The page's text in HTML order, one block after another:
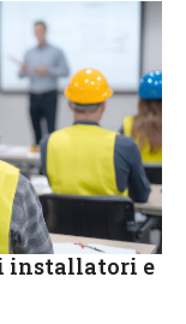
installatori e